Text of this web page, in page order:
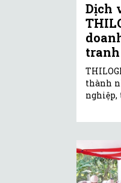
Dịch
tranh
thành
nghiệp,